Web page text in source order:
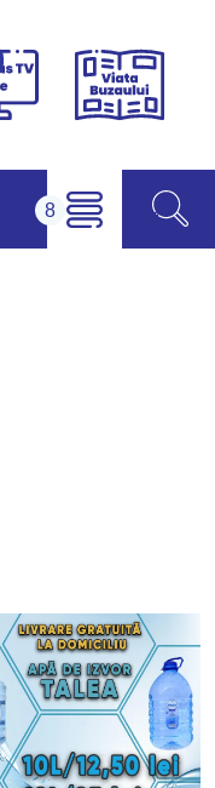
Campus
Viața